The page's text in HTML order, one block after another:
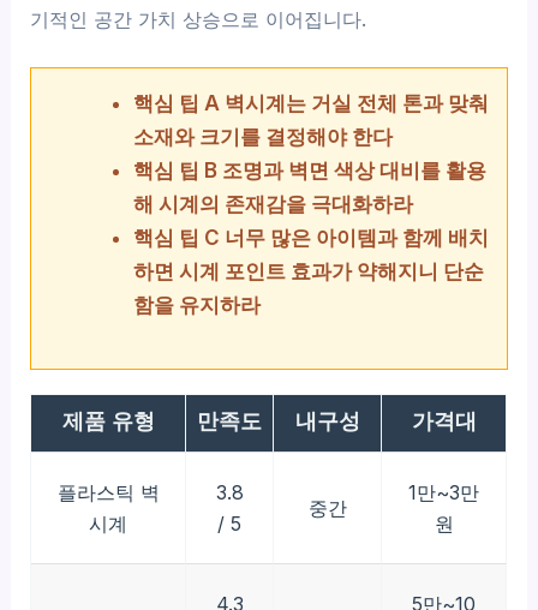
기적인 공간 가치 상승으로 이어집니다.
핵심 팁 A 벽시계는 거실 전체 톤과 맞춰
소재와 크기를 결정해야 한다
핵심 팁 B 조명과 벽면 색상 대비를 활용
해 시계의 존재감을 극대화하라
핵심 팁 C 너무 많은 아이템과 함께 배치
하면 시계 포인트 효과가 약해지니 단순
함을 유지하라
제품 유형 만족도 내구성 가격대
플라스틱 벽
시계
3.8
/ 5
중간
1만~3만
원
4.3 5만~10